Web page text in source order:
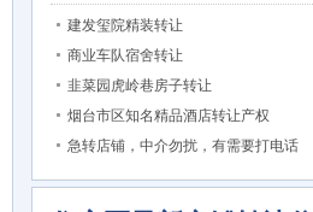
建发玺院精装转让
商业车队宿舍转让
韭菜园虎岭巷房子转让
烟台市区知名精品酒店转让产权
急转店铺，中介勿扰，有需要打电话